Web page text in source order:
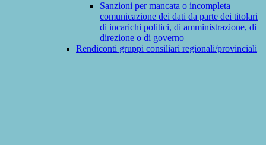
Sanzioni per mancata o incompleta
comunicazione dei dati da parte dei titolari
di incarichi politici, di amministrazione, di
direzione o di governo
Rendiconti gruppi consiliari regionali/provinciali